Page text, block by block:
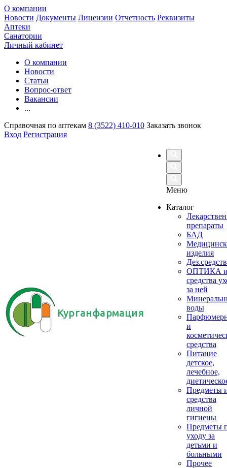
О компании
Новости Документы Лицензии Отчетность Реквизиты
Аптеки
Санатории
Личный кабинет
О компании
Новости
Статьи
Вопрос-ответ
Вакансии
...
Справочная по аптекам 8 (3522) 410-010 Заказать звонок
Вход Регистрация
Курганфармация
Меню
Каталог
препараты
БАД
изделия
ОПТИКА
средства
за ней
воды
и
средства
Питание
детское,
лечебное,
Предметы
средства
личной
гигиены
Предметы
уходу за
детьми и
больными
Прочее